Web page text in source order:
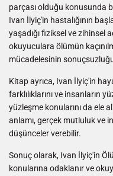
parçası olduğu konusunda
Ivan İlyiç'in hastalığının
yaşadığı fiziksel ve zihinsel
okuyuculara ölümün
mücadelesinin
Kitap ayrıca, Ivan İlyiç'in
farklılıklarını ve insanların
yüzleşme konularını da ele
anlamı, gerçek mutluluk ve
düşünceler verebilir.
Sonuç olarak, Ivan İlyiç'in
konularına odaklanır ve